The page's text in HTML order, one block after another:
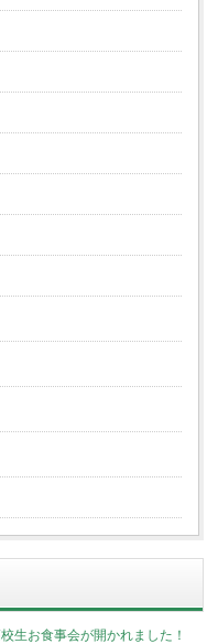
生お食事会が開かれました！